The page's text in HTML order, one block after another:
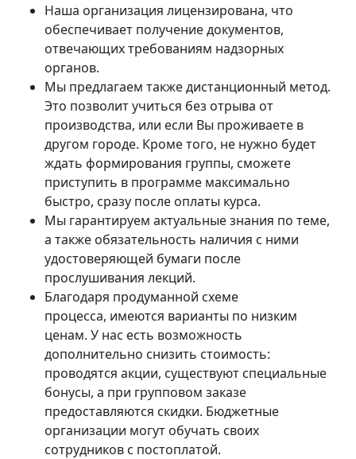
Наша организация лицензирована, что
обеспечивает получение документов,
отвечающих требованиям надзорных
органов.
Мы предлагаем также дистанционный метод.
Это позволит учиться без отрыва от
производства, или если Вы проживаете в
другом городе. Кроме того, не нужно будет
ждать формирования группы, сможете
приступить в программе максимально
быстро, сразу после оплаты курса.
Мы гарантируем актуальные знания по теме,
а также обязательность наличия с ними
удостоверяющей бумаги после
прослушивания лекций.
Благодаря продуманной схеме
процесса, имеются варианты по низким
ценам. У нас есть возможность
дополнительно снизить стоимость:
проводятся акции, существуют специальные
бонусы, а при групповом заказе
предоставляются скидки. Бюджетные
организации могут обучать своих
сотрудников с постоплатой.